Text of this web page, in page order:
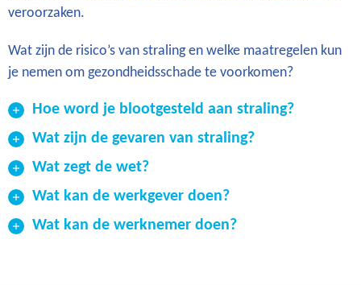
veroorzaken.
Wat zijn de risico’s van straling en welke maatregelen kun
je nemen om gezondheidsschade te voorkomen?
Hoe word je blootgesteld aan straling?
Wat zijn de gevaren van straling?
Wat zegt de wet?
Wat kan de werkgever doen?
Wat kan de werknemer doen?